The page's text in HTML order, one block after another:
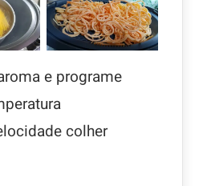
e programe
colher